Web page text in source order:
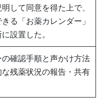
して同意を得た上で、
る「お薬カレンダー」
設置した。
確認手順と声かけ方法
残薬状況の報告・共有